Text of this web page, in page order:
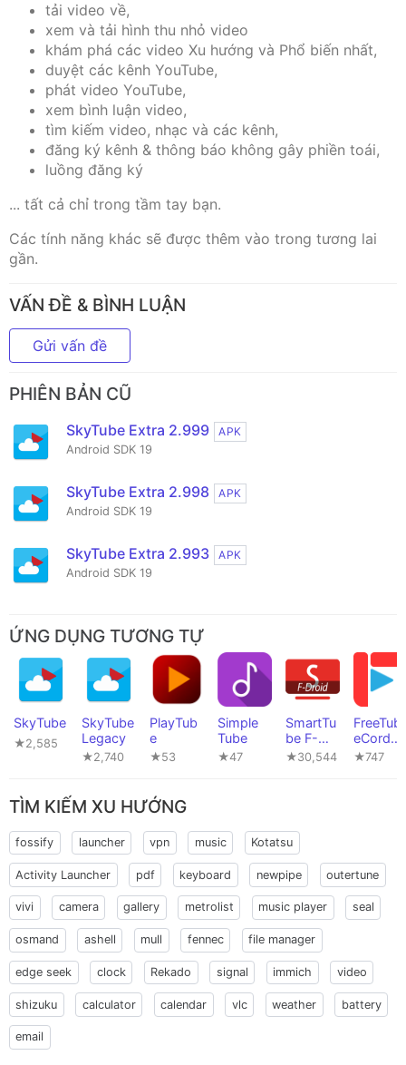
tải video về,
xem và tải hình thu nhỏ video
khám phá các video Xu hướng và Phổ biến nhất,
duyệt các kênh YouTube,
phát video YouTube,
xem bình luận video,
tìm kiếm video, nhạc và các kênh,
đăng ký kênh & thông báo không gây phiền toái,
luồng đăng ký
... tất cả chỉ trong tầm tay bạn.
Các tính năng khác sẽ được thêm vào trong tương lai
gần.
VẤN ĐỀ & BÌNH LUẬN
Gửi vấn đề
PHIÊN BẢN CŨ
SkyTube Extra 2.999
APK
Android SDK 19
SkyTube Extra 2.998
APK
Android SDK 19
SkyTube Extra 2.993
APK
Android SDK 19
ỨNG DỤNG TƯƠNG TỰ
SkyTube
★2,585
SkyTube
Legacy
★2,740
PlayTub
e
★53
Simple
Tube
★47
SmartTu
be F-
Droid
★30,544
FreeTub
eCordov
a
★747
TÌM KIẾM XU HƯỚNG
fossify launcher vpn music Kotatsu
Activity Launcher pdf keyboard newpipe outertune
vivi camera gallery metrolist music player seal
osmand ashell mull fennec file manager
edge seek clock Rekado signal immich video
shizuku calculator calendar vlc weather battery
email